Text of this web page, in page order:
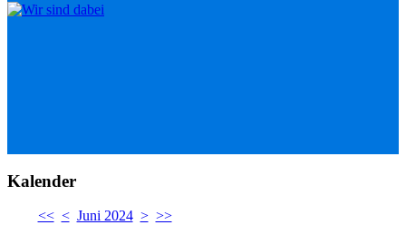
Kalender
<< < Juni 2024 > >>